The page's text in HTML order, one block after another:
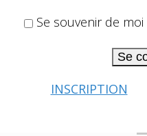
Se souvenir de moi
Se
INSCRIPTION